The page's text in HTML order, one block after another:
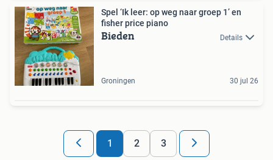
Spel ‘Ik leer: op weg naar groep 1’ en
fisher price piano
Bieden Details
Groningen 30 jul 26
1 2 3